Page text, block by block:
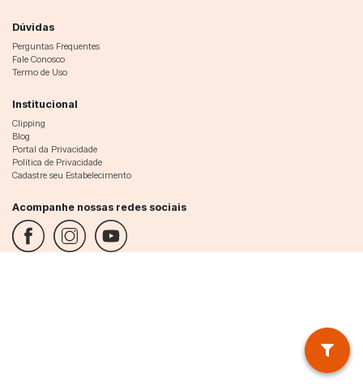
Dúvidas
Perguntas Frequentes
Fale Conosco
Termo de Uso
Institucional
Clipping
Blog
Portal da Privacidade
Política de Privacidade
Cadastre seu Estabelecimento
Acompanhe nossas redes sociais